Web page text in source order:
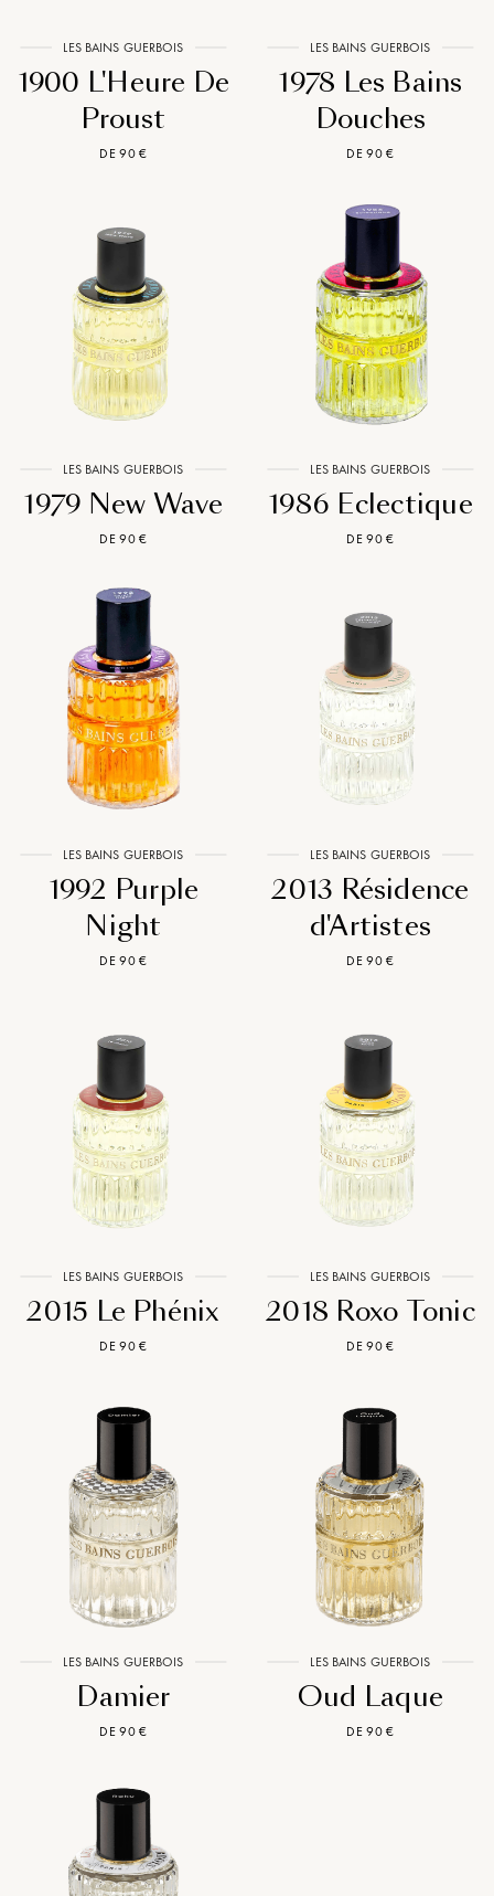
LES BAINS GUERBOIS
1900 L'Heure De
Proust
DE 90 €
LES BAINS GUERBOIS
1978 Les Bains
Douches
DE 90 €
LES BAINS GUERBOIS
1979 New Wave
DE 90 €
LES BAINS GUERBOIS
1986 Eclectique
DE 90 €
LES BAINS GUERBOIS
1992 Purple
Night
DE 90 €
LES BAINS GUERBOIS
2013 Résidence
d'Artistes
DE 90 €
LES BAINS GUERBOIS
2015 Le Phénix
DE 90 €
LES BAINS GUERBOIS
2018 Roxo Tonic
DE 90 €
LES BAINS GUERBOIS
Damier
DE 90 €
LES BAINS GUERBOIS
Oud Laque
DE 90 €